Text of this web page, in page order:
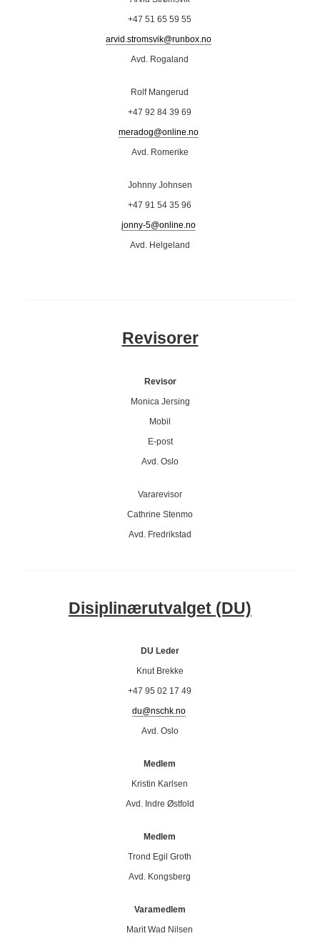
+47 51 65 59 55
arvid.stromsvik@runbox.no
Avd. Rogaland
Rolf Mangerud
+47 92 84 39 69
meradog@online.no
Avd. Romerike
Johnny Johnsen
+47 91 54 35 96
jonny-5@online.no
Avd. Helgeland
Revisorer
Revisor
Monica Jersing
Mobil
E-post
Avd. Oslo
Vararevisor
Cathrine Stenmo
Avd. Fredrikstad
Disiplinærutvalget (DU)
DU Leder
Knut Brekke
+47 95 02 17 49
du@nschk.no
Avd. Oslo
Medlem
Kristin Karlsen
Avd. Indre Østfold
Medlem
Trond Egil Groth
Avd. Kongsberg
Varamedlem
Marit Wad Nilsen